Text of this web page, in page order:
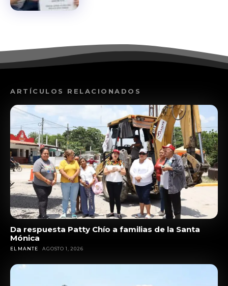
ARTÍCULOS RELACIONADOS
Da respuesta Patty Chío a familias de la Santa
Mónica
EL MANTE AGOSTO 1, 2026